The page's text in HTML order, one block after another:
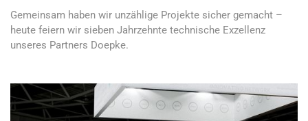
Gemeinsam haben wir unzählige Projekte sicher gemacht –
heute feiern wir sieben Jahrzehnte technische Exzellenz
unseres Partners Doepke.